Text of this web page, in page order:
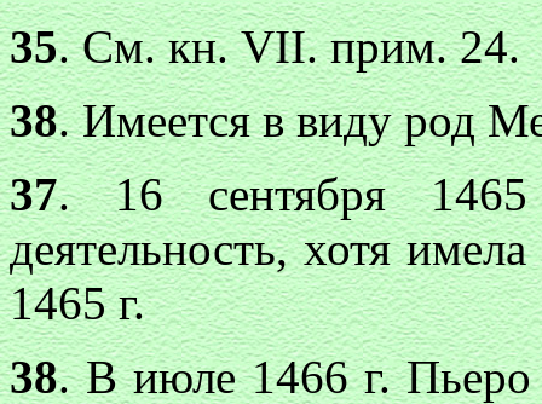
35. См. кн. VII. прим. 24.
38. Имеется в виду род
37. 16 сентября
деятельность, хотя
1465 г.
38. В июле 1466 г.